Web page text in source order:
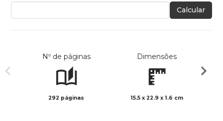
Calcular
Nº de páginas
292 páginas
Dimensões
15.5 x 22.9 x 1.6 cm